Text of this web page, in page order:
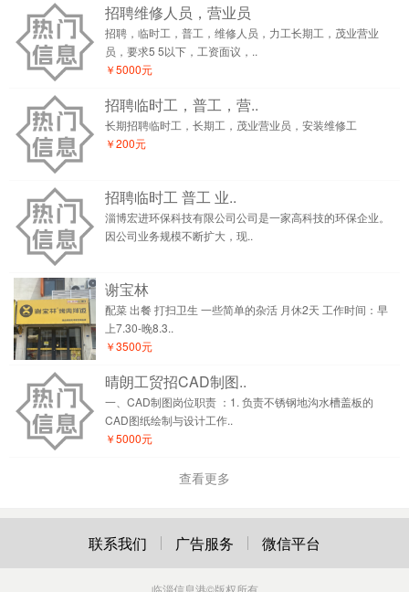
招聘维修人员，营业员
招聘，临时工，普工，维修人员，力工长期工，茂业营业
员，要求5 5以下，工资面议，..
￥5000元
招聘临时工，普工，营..
长期招聘临时工，长期工，茂业营业员，安装维修工
￥200元
招聘临时工 普工 业..
淄博宏进环保科技有限公司公司是一家高科技的环保企业。
因公司业务规模不断扩大，现..
谢宝林
配菜 出餐 打扫卫生 一些简单的杂活 月休2天 工作时间：早
上7.30-晚8.3..
￥3500元
晴朗工贸招CAD制图..
一、CAD制图岗位职责 ：1. 负责不锈钢地沟水槽盖板的
CAD图纸绘制与设计工作..
￥5000元
查看更多
联系我们 广告服务 微信平台
临淄信息港©版权所有